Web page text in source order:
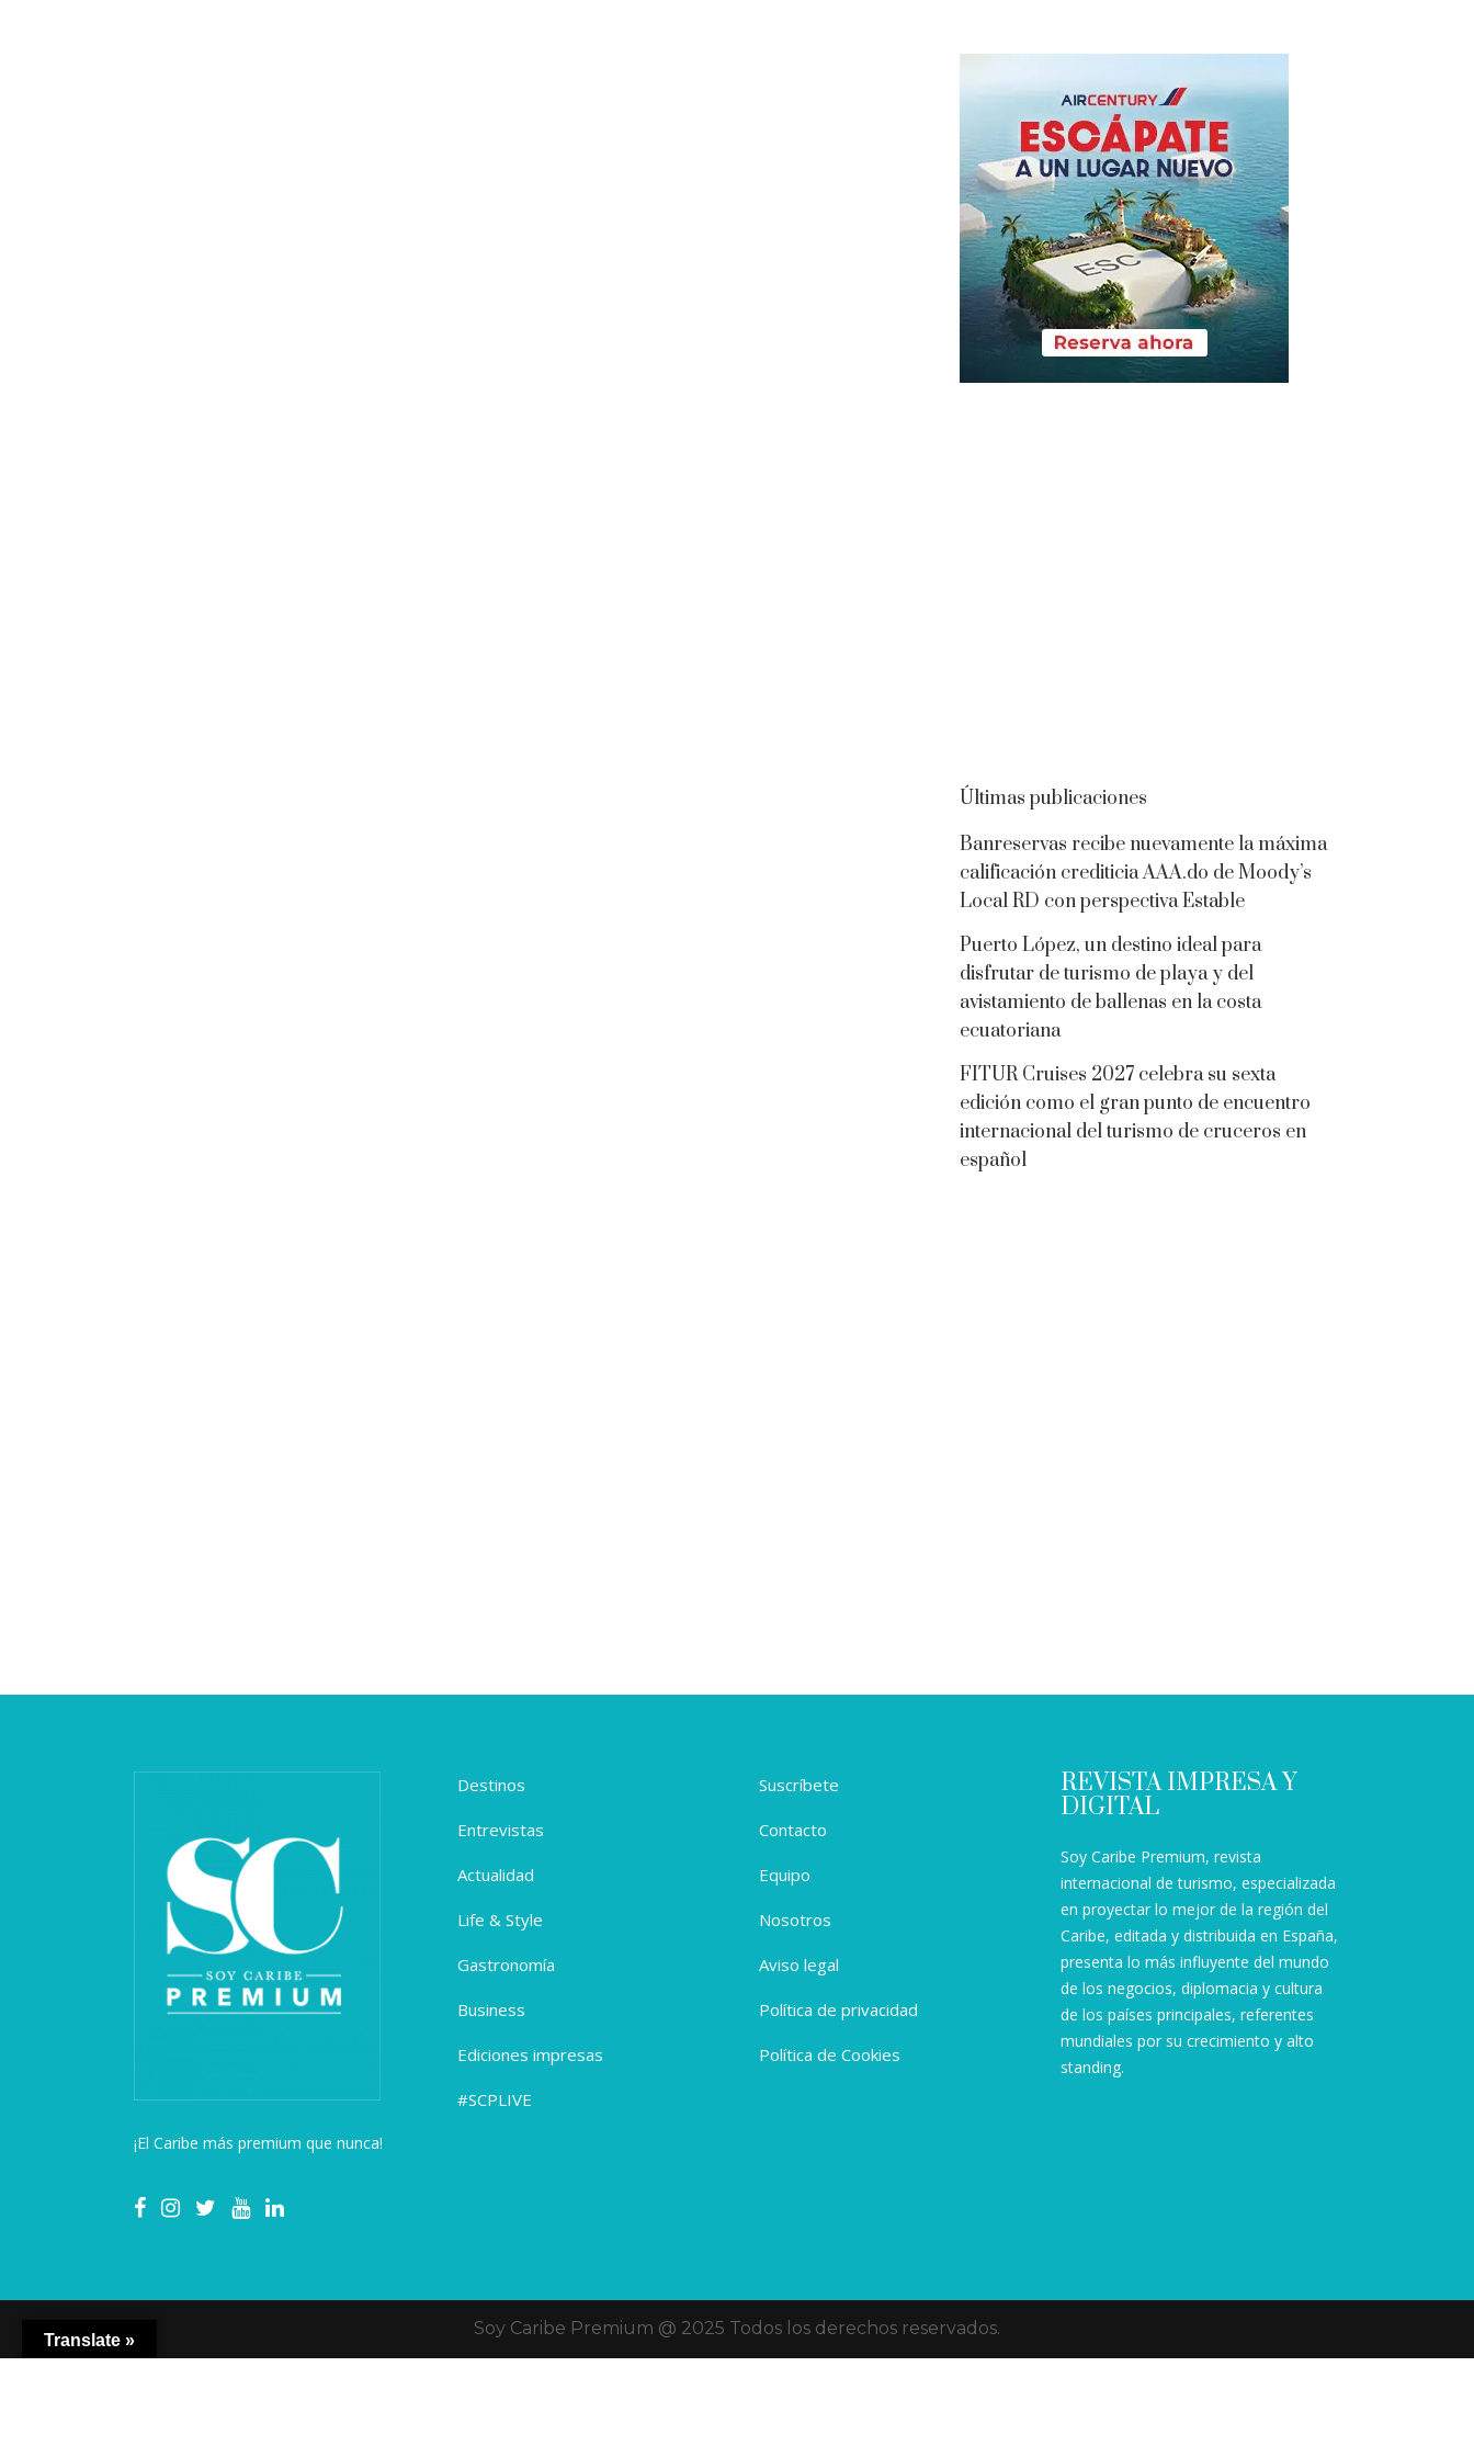
Últimas publicaciones
Banreservas recibe nuevamente la máxima
calificación crediticia AAA.do de Moody’s
Local RD con perspectiva Estable
Puerto López, un destino ideal para
disfrutar de turismo de playa y del
avistamiento de ballenas en la costa
ecuatoriana
FITUR Cruises 2027 celebra su sexta
edición como el gran punto de encuentro
internacional del turismo de cruceros en
español
¡El Caribe más premium que nunca!
Destinos
Entrevistas
Actualidad
Life & Style
Gastronomía
Business
Ediciones impresas
#SCPLIVE
Suscríbete
Contacto
Equipo
Nosotros
Aviso legal
Política de privacidad
Política de Cookies
REVISTA IMPRESA Y
DIGITAL
Soy Caribe Premium, revista
internacional de turismo, especializada
en proyectar lo mejor de la región del
Caribe, editada y distribuida en España,
presenta lo más influyente del mundo
de los negocios, diplomacia y cultura
de los países principales, referentes
mundiales por su crecimiento y alto
standing.
Soy Caribe Premium @ 2025 Todos los derechos reservados.
Translate »